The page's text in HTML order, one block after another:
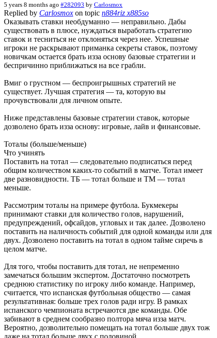
5 years 8 months ago #282093 by Carlosmox
Replied by Carlosmox on topic n884riz x885so
Оказывать ставки необдуманно — неправильно. Дабы
существовать в плюсе, нуждаться выработать стратегию
ставок и тесниться не отклоняться через нее. Успешные
игроки не раскрывают приманка секреты ставок, поэтому
новичкам остается брать изза основу базовые стратегии и
беспричинно приближаться на все грабли.
Вмиг о грустном — беспроигрышных стратегий не
существует. Лучшая стратегия — та, которую вы
прочувствовали для личном опыте.
Ниже представлены базовые стратегии ставок, которые
дозволено брать изза основу: игровые, лайв и финансовые.
Тоталы (больше/меньше)
Что учинять
Поставить на тотал — следовательно подписаться перед
общим количеством каких-то событий в матче. Тотал имеет
две разновидности. ТБ — тотал больше и ТМ — тотал
меньше.
Рассмотрим тоталы на примере футбола. Букмекеры
принимают ставки для количество голов, нарушений,
предупреждений, офсайдов, угловых и так далее. Дозволено
поставить на наличность событий для одной команды или для
двух. Дозволено поставить на тотал в одном тайме сиречь в
целом матче.
Для того, чтобы поставить для тотал, не непременно
замечаться большим экспертом. Достаточно посмотреть
среднюю статистику по игроку либо команде. Например,
считается, что испанская футбольная общество — самая
результативная: больше трех голов ради игру. В рамках
испанского чемпионата встречаются две команды. Обе
забивают в среднем сообразно полтора мяча изза матч.
Вероятно, дозволительно помещать на тотал больше двух тож
даже на тотал больше двух с половиной.